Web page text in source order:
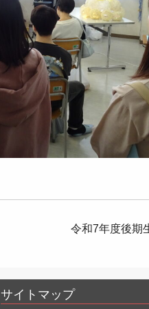
令和7年度後期
サイトマップ